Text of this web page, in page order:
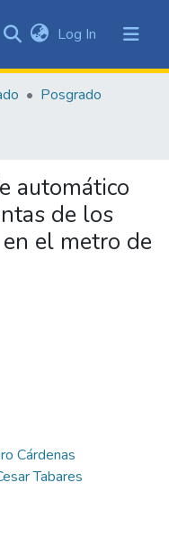
Log In (current)
Posgrado
automático
de los
el metro de
Cárdenas
Tabares